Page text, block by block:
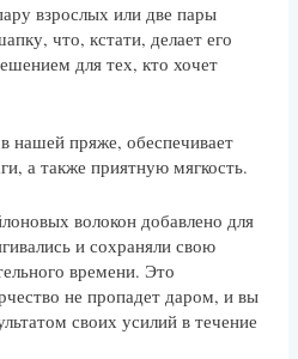
взрослых или две пары
что, кстати, делает его
для тех, кто хочет
нашей пряже, обеспечивает
а также приятную мягкость.
волокон добавлено для
и сохраняли свою
времени. Это
не пропадет даром, и вы
своих усилий в течение